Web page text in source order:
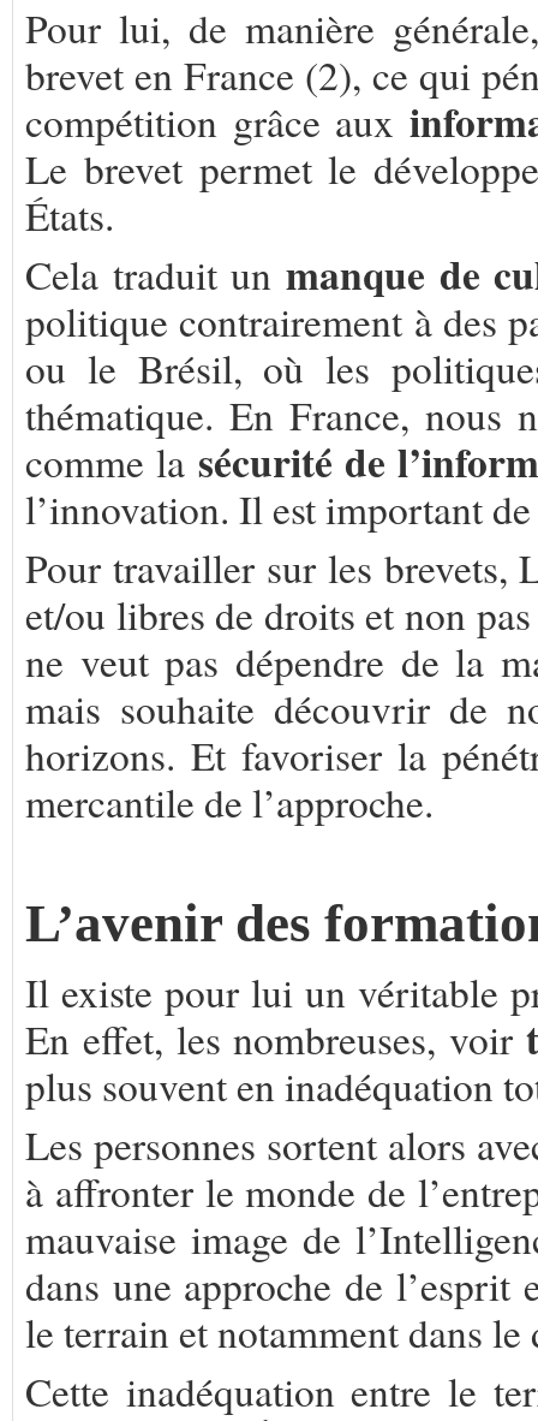
Pour lui, de manière
brevet en France (2), ce qui
compétition grâce aux
Le brevet permet le
États.
Cela traduit un manque de
politique contrairement à des
ou le Brésil, où les
thématique. En France, nous
comme la sécurité de
l’innovation. Il est important
Pour travailler sur les brevets,
et/ou libres de droits et non
ne veut pas dépendre de la
mais souhaite découvrir de
horizons. Et favoriser la
mercantile de l’approche.
L’avenir des
Il existe pour lui un véritable
En effet, les nombreuses, voir
plus souvent en inadéquation
Les personnes sortent alors
à affronter le monde de
mauvaise image de
dans une approche de l’esprit
le terrain et notamment dans
Cette inadéquation entre le